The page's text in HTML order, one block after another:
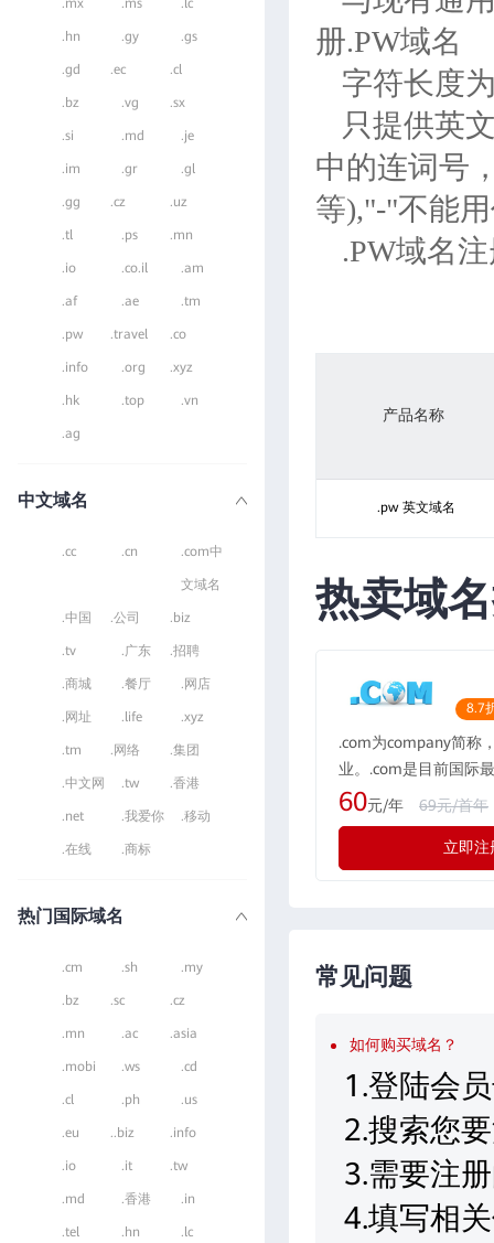
.mx .ms .lc
.hn .gy .gs
.gd .ec .cl
.bz .vg .sx
.si .md .je
.im .gr .gl
.gg .cz .uz
.tl .ps .mn
.io .co.il .am
.af .ae .tm
.pw .travel .co
.info .org .xyz
.hk .top .vn
.ag
中文域名
.cc .cn .com中
文域名
.中国 .公司 .biz
.tv .广东 .招聘
.商城 .餐厅 .网店
.网址 .life .xyz
.tm .网络 .集团
.中文网 .tw .香港
.net .我爱你 .移动
.在线 .商标
热门国际域名
.cm .sh .my
.bz .sc .cz
.mn .ac .asia
.mobi .ws .cd
.cl .ph .us
.eu ..biz .info
.io .it .tw
.md .香港 .in
.tel .hn .lc
册.PW域名
字符长度
只提供英
中的连词号
等),"-"不能
.PW域名
产品名称
.pw 英文域名
热卖域
8.7
.com为company简称
业。.com是目前国际
域名格式，现全球的
际最广泛流行的通用
示为“公司”，形如：
60元/年 69元/首年
立即注
常见问题
如何购买域名？
1.登陆会
2.搜索您
3.需要注
4.填写相